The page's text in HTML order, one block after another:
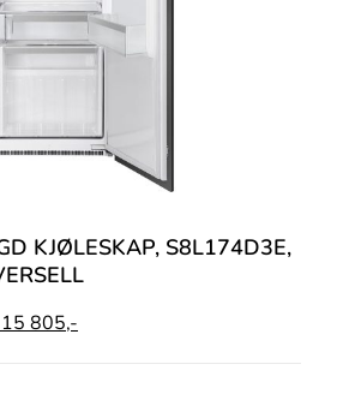
KJØLESKAP, S8L174D3E,
15 805,-